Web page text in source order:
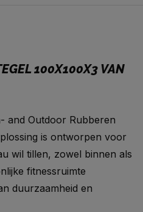
100X100X3 VAN
and Outdoor Rubberen
is ontworpen voor
wil tillen, zowel binnen als
fitnessruimte
duurzaamheid en